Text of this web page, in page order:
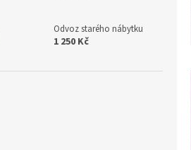
Odvoz starého nábytku
1 250 Kč